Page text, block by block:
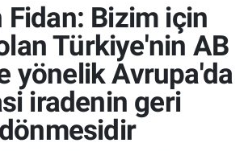
Fidan: Bizim için
Türkiye'nin AB
yönelik Avrupa'da
iradenin geri
dönmesidir